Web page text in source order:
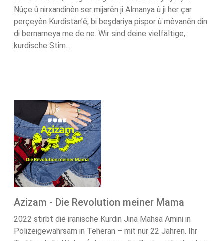
Nûçe û nirxandinên ser mijarên ji Almanya û ji her çar
perçeyên Kurdistan’ê, bi beşdariya pispor û mêvanên din
di bernameya me de ne. Wir sind deine vielfältige,
kurdische Stim...
Azizam - Die Revolution meiner Mama
2022 stirbt die iranische Kurdin Jina Mahsa Amini in
Polizeigewahrsam in Teheran – mit nur 22 Jahren. Ihr